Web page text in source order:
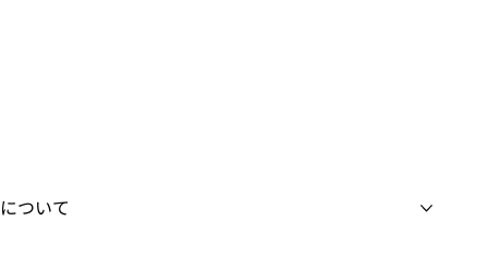
ついて